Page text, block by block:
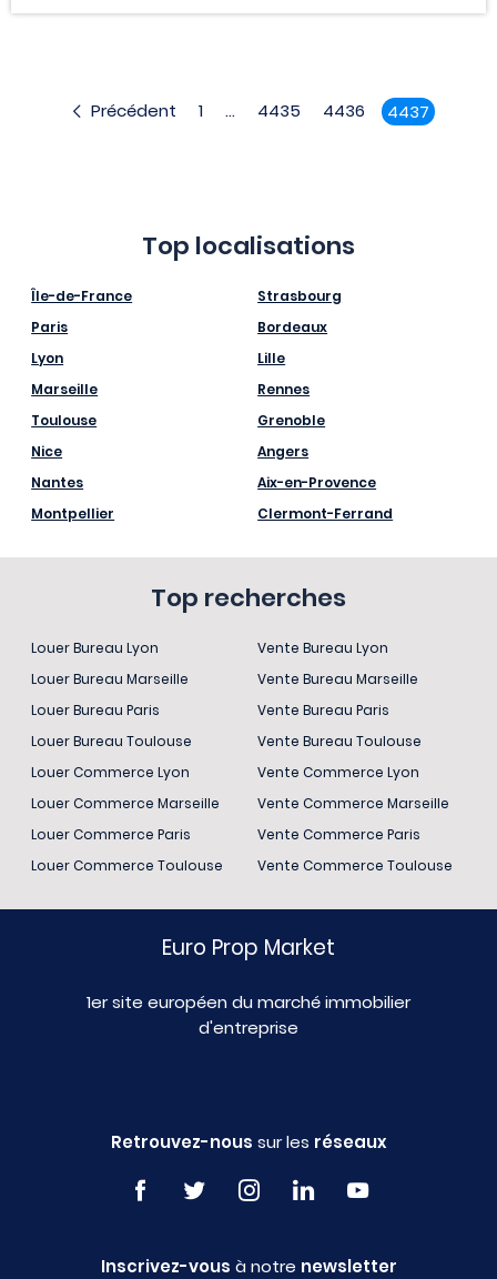
Précédent 1 ... 4435 4436 4437
Top localisations
Île-de-France
Paris
Lyon
Marseille
Toulouse
Nice
Nantes
Montpellier
Strasbourg
Bordeaux
Lille
Rennes
Grenoble
Angers
Aix-en-Provence
Clermont-Ferrand
Top recherches
Louer Bureau Lyon
Louer Bureau Marseille
Louer Bureau Paris
Louer Bureau Toulouse
Louer Commerce Lyon
Louer Commerce Marseille
Louer Commerce Paris
Louer Commerce Toulouse
Vente Bureau Lyon
Vente Bureau Marseille
Vente Bureau Paris
Vente Bureau Toulouse
Vente Commerce Lyon
Vente Commerce Marseille
Vente Commerce Paris
Vente Commerce Toulouse
Euro Prop Market
1er site européen du marché immobilier
d'entreprise
Retrouvez-nous sur les réseaux
Inscrivez-vous à notre newsletter